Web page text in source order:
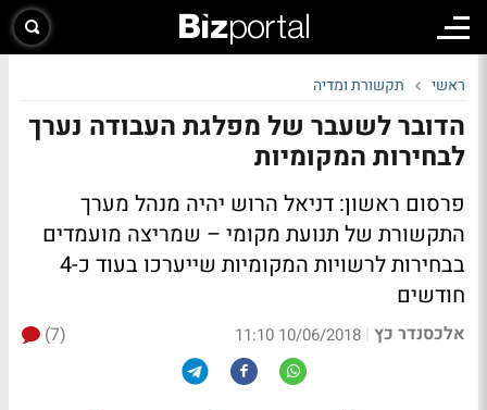
ראשי תקשורת ומדיה
הדובר לשעבר של מפלגת העבודה נערך
לבחירות המקומיות
פרסום ראשון: דניאל הרוש יהיה מנהל מערך
התקשורת של תנועת מקומי – שמריצה מועמדים
בבחירות לרשויות המקומיות שייערכו בעוד כ-4
חודשים
אלכסנדר כץ |
10/06/2018 11:10
(7)